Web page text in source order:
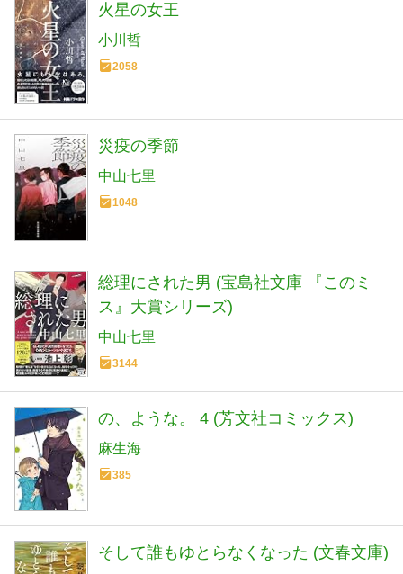
火星の女王
小川哲
2058
災疫の季節
中山七里
1048
総理にされた男 (宝島社文庫 『このミ
ス』大賞シリーズ)
中山七里
3144
の、ような。 4 (芳文社コミックス)
麻生海
385
そして誰もゆとらなくなった (文春文庫)